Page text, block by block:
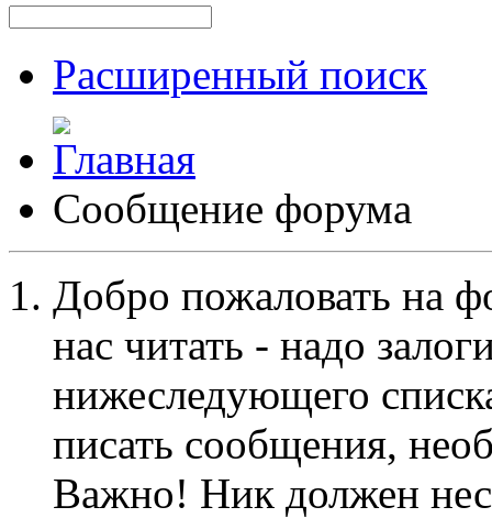
Расширенный поиск
Сообщение форума
Добро пожаловать на
нас читать - надо
нижеследующего
писать сообщения,
Важно! Ник должен